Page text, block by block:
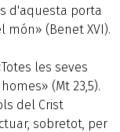
d'aquesta porta
món» (Benet XVI).
les seves
(Mt 23,5).
del Crist
sobretot, per